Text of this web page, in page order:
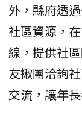
外，縣府透
社區資源，
線，提供社
友揪團洽詢
交流，讓年